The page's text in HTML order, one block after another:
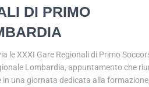
DI PRIMO
le XXXI Gare Regionali di Primo
Lombardia, appuntamento che
una giornata dedicata alla formazione,